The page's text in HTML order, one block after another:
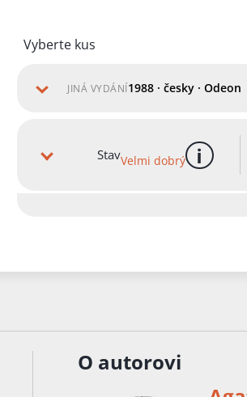
Vyberte kus
JINÁ VYDÁNÍ1988 · česky · Odeon
StavVelmi dobrý více
O autorovi